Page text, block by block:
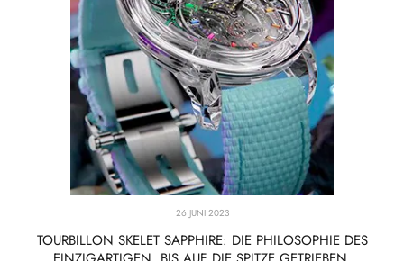
26 JUNI 2023
TOURBILLON SKELET SAPPHIRE: DIE PHILOSOPHIE DES